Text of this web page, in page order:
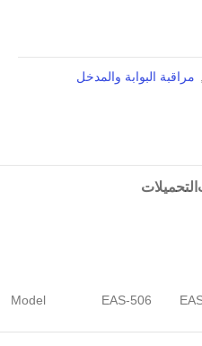
مراقبة البوابة والمدخل
التحميلات
Model EAS-506